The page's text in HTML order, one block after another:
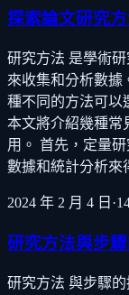
探索論文研究
研究方法 是學術
來收集和分析數據
種不同的方法可以
本文將介紹幾種常
用。 首先，定量
數據和統計分析來
2024 年 2 月 4 日 ·
研究方法與步
研究方法 與步驟